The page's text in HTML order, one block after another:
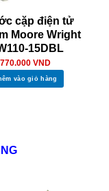
cặp điện tử
Moore Wright
15DBL
770.000 VND
vào giỏ hàng